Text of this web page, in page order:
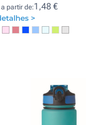
a partir de:1,48 €
>